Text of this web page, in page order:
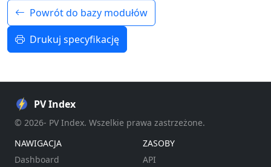
Powrót do bazy modułów
Drukuj specyfikację
PV Index
© 2026- PV Index. Wszelkie prawa zastrzeżone.
NAWIGACJA
Dashboard
ZASOBY
API